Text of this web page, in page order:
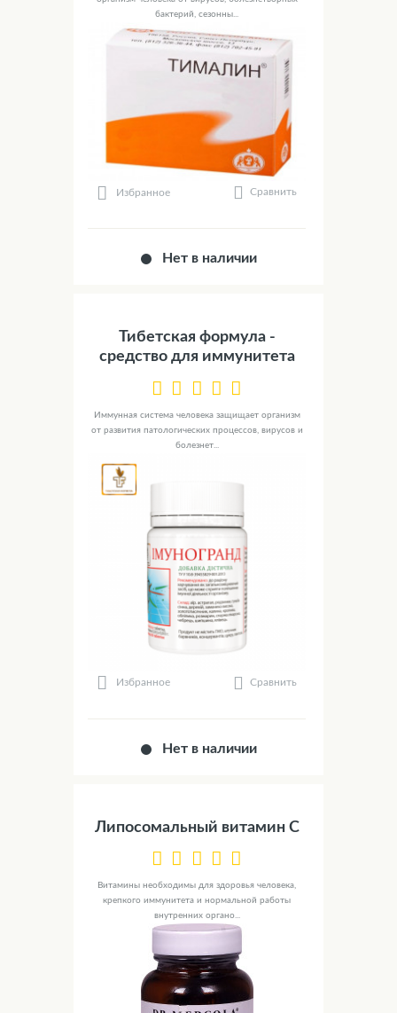
бактерий, сезонны...
Избранное Сравнить
Нет в наличии
Тибетская формула -
средство для иммунитета
Иммунная система человека защищает организм
от развития патологических процессов, вирусов и
болезнет...
Избранное Сравнить
Нет в наличии
Липосомальный витамин С
Витамины необходимы для здоровья человека,
крепкого иммунитета и нормальной работы
внутренних органо...